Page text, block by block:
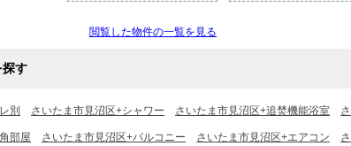
あり閲覧した物件の一覧を見る
探す
別 さいたま市見沼区+シャワー さいたま市見沼区+追焚機能浴室
部屋 さいたま市見沼区+バルコニー さいたま市見沼区+エアコン